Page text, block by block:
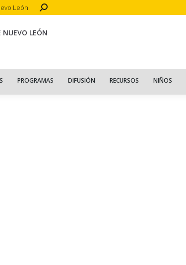
León. Search:
LEÓN
PROGRAMAS DIFUSIÓN RECURSOS NIÑOS
DE PUBLICACIONES PROGRAMAS DIFUSIÓN